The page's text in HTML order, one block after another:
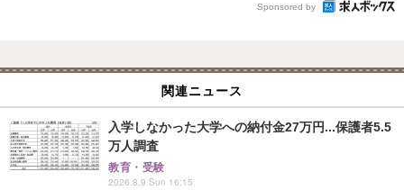
Sponsored by
関連ニュース
入学しなかった大学への納付金27万円...保護者5.5
万人調査
教育・受験
2026.8.9 Sun 16:15